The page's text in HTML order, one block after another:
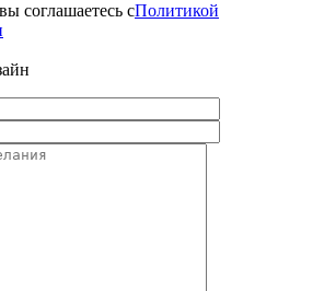
соглашаетесь сПолитикой